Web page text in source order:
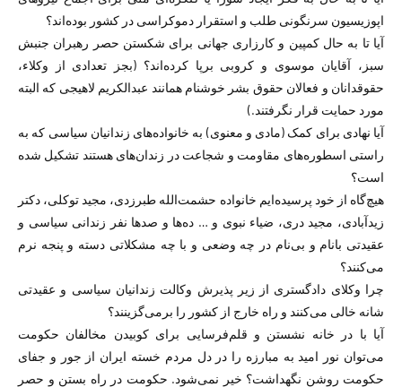
اپوزیسیون سرنگونی طلب و استقرار دموکراسی در کشور بوده‌اند؟
آیا تا به حال کمپین و کارزاری جهانی برای شکستن حصر رهبران جنبش
سبز، آقایان موسوی و کروبی برپا کرده‌اند؟ (بجز تعدادی از وکلاء،
حقوقدانان و فعالان حقوق بشر خوشنام همانند عبدالکریم لاهیجی که البته
مورد حمایت قرار نگرفتند.)
آیا نهادی برای کمک (مادی و معنوی) به خانواده‌های زندانیان سیاسی که به
راستی اسطوره‌های مقاومت و شجاعت در زندان‌های هستند تشکیل شده
است؟
هیچ‌گاه از خود پرسیده‌ایم خانواده حشمت‌الله طبرزدی، مجید توکلی، دکتر
زیدآبادی، مجید دری، ضیاء نبوی و … ده‌ها و صدها نفر زندانی سیاسی و
عقیدتی بانام و بی‌نام در چه وضعی و با چه مشکلاتی دسته و پنجه نرم
می‌کنند؟
چرا وکلای دادگستری از زیر پذیرش وکالت زندانیان سیاسی و عقیدتی
شانه خالی می‌کنند و راه خارج از کشور را برمی‌گزینند؟
آیا با در خانه نشستن و قلم‌فرسایی برای کوبیدن مخالفان حکومت
می‌توان نور امید به مبارزه را در دل مردم خسته ایران از جور و جفای
حکومت روشن نگهداشت؟ خیر نمی‌شود. حکومت در راه بستن و حصر